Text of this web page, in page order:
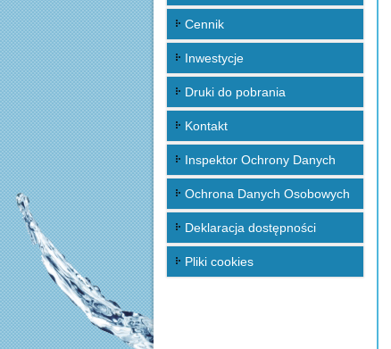
Cennik
Inwestycje
Druki do pobrania
Kontakt
Inspektor Ochrony Danych
Ochrona Danych Osobowych
Deklaracja dostępności
Pliki cookies